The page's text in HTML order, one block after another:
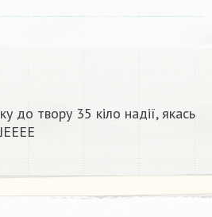
до твору 35 кіло надії, якась